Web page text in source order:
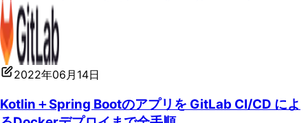
2022年06月14日
Kotlin＋Spring Bootのアプリを GitLab CI/CD によ